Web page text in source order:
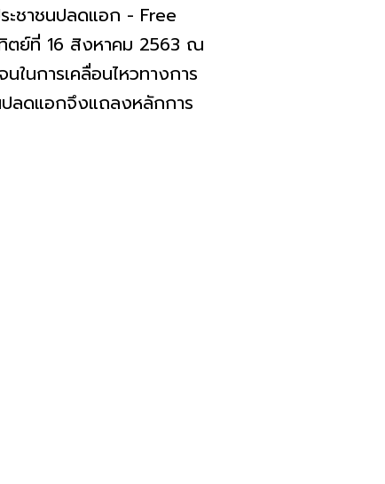
ะชาชนปลดแอก - Free
ตย์ที่ 16 สิงหาคม 2563 ณ
ในการเคลื่อนไหวทางการ
ปลดแอกจึงแถลงหลักการ